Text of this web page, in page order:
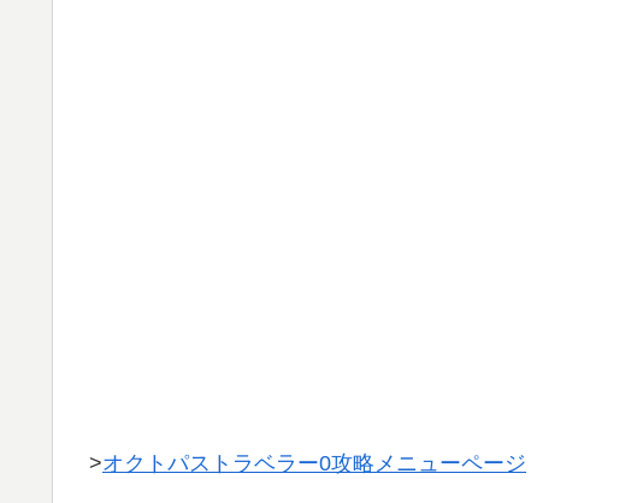
>オクトパストラベラー0攻略メニューページ